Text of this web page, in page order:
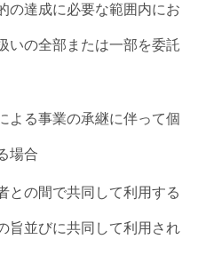
の達成に必要な範囲内にお
いの全部または一部を委託
よる事業の承継に伴って個
場合
との間で共同して利用する
旨並びに共同して利用され